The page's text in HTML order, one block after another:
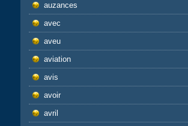
auzances
avec
aveu
aviation
avis
avoir
avril